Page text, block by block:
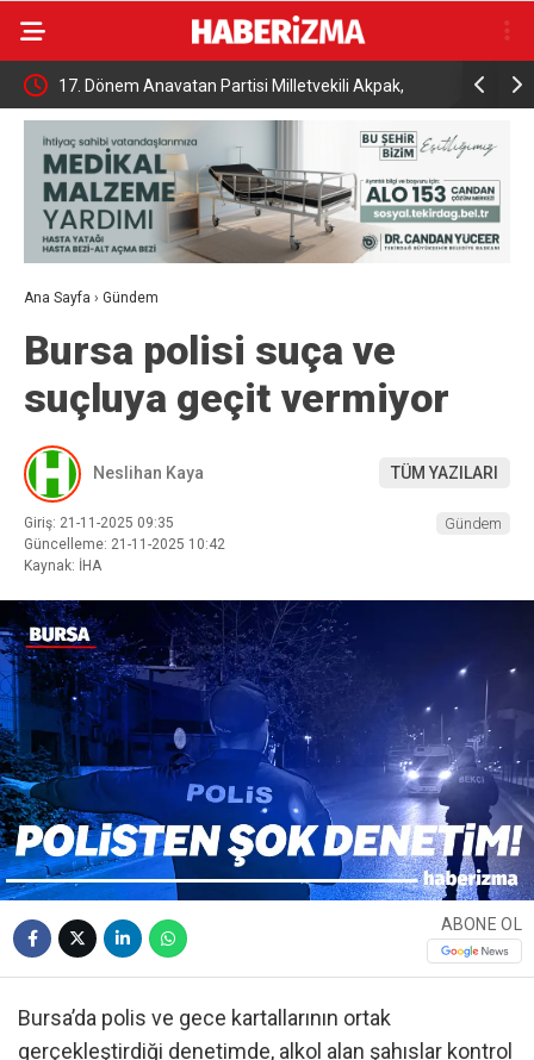
17. Dönem Anavatan Partisi Milletvekili Akpak,
toprağa verildi
Tutuklu
açıklama
Ana Sayfa › Gündem
Bursa polisi suça ve
suçluya geçit vermiyor
Neslihan Kaya TÜM YAZILARI
Giriş: 21-11-2025 09:35
Güncelleme: 21-11-2025 10:42
Kaynak: İHA
Gündem
ABONE OL
Bursa’da polis ve gece kartallarının ortak
gerçekleştirdiği denetimde, alkol alan şahıslar kontrol